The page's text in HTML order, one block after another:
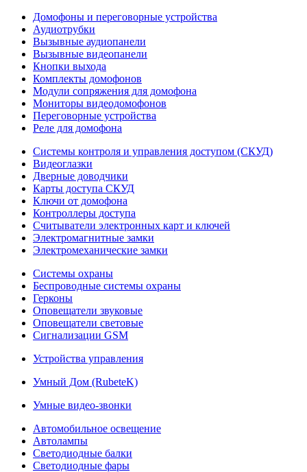
Домофоны и переговорные устройства
Аудиотрубки
Вызывные аудиопанели
Вызывные видеопанели
Кнопки выхода
Комплекты домофонов
Модули сопряжения для домофона
Мониторы видеодомофонов
Переговорные устройства
Реле для домофона
Системы контроля и управления доступом (СКУД)
Видеоглазки
Дверные доводчики
Карты доступа СКУД
Ключи от домофона
Контроллеры доступа
Считыватели электронных карт и ключей
Электромагнитные замки
Электромеханические замки
Системы охраны
Беспроводные системы охраны
Герконы
Оповещатели звуковые
Оповещатели световые
Сигнализации GSM
Устройства управления
Умный Дом (RubeteK)
Умные видео-звонки
Автомобильное освещение
Автолампы
Светодиодные балки
Светодиодные фары